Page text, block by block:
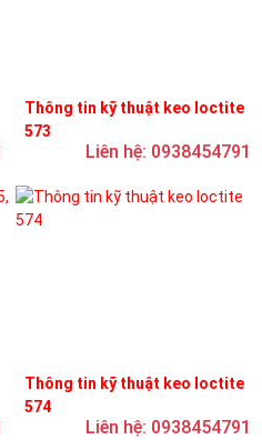
Thông tin kỹ thuật keo loctite
573
Liên hệ: 0938454791
Thông tin kỹ thuật keo loctite
574
Liên hệ: 0938454791